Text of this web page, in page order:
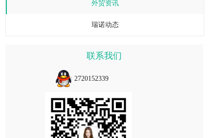
外贸资讯
瑞诺动态
联系我们
2720152339